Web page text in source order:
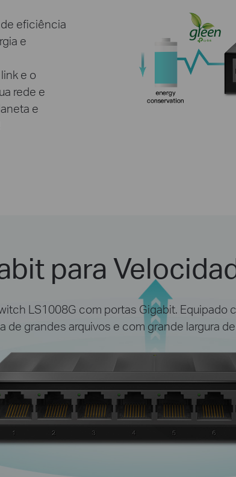
eficiência
e
e o
rede e
e
para
LS1008G com portas Gigabit.
de grandes arquivos e com grande largura